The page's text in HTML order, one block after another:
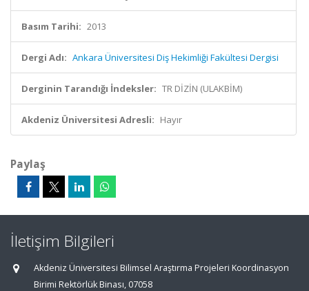
Basım Tarihi: 2013
Dergi Adı: Ankara Üniversitesi Diş Hekimliği Fakültesi Dergisi
Derginin Tarandığı İndeksler: TR DİZİN (ULAKBİM)
Akdeniz Üniversitesi Adresli: Hayır
Paylaş
İletişim Bilgileri
Akdeniz Üniversitesi Bilimsel Araştırma Projeleri Koordinasyon
Birimi Rektörlük Binası, 07058